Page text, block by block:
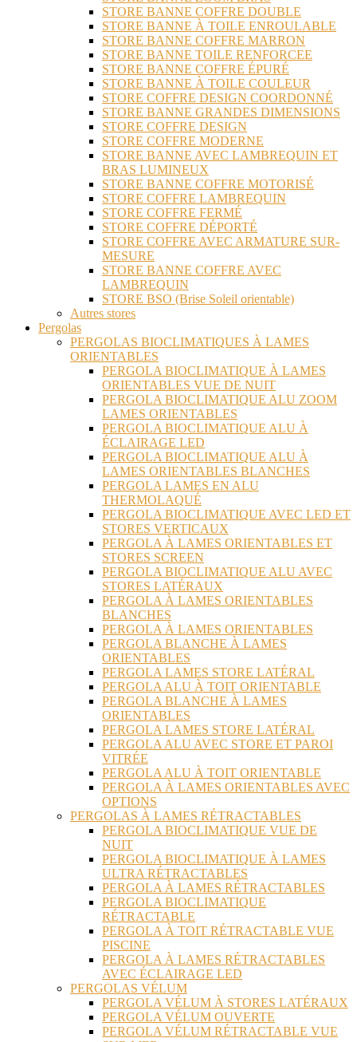
STORE BANNE COFFRE DOUBLE
STORE BANNE À TOILE ENROULABLE
STORE BANNE COFFRE MARRON
STORE BANNE TOILE RENFORCEE
STORE BANNE COFFRE ÉPURÉ
STORE BANNE À TOILE COULEUR
STORE COFFRE DESIGN COORDONNÉ
STORE BANNE GRANDES DIMENSIONS
STORE COFFRE DESIGN
STORE COFFRE MODERNE
STORE BANNE AVEC LAMBREQUIN ET
BRAS LUMINEUX
STORE BANNE COFFRE MOTORISÉ
STORE COFFRE LAMBREQUIN
STORE COFFRE FERMÉ
STORE COFFRE DÉPORTÉ
STORE COFFRE AVEC ARMATURE SUR-
MESURE
STORE BANNE COFFRE AVEC
LAMBREQUIN
STORE BSO (Brise Soleil orientable)
Autres stores
Pergolas
PERGOLAS BIOCLIMATIQUES À LAMES
ORIENTABLES
PERGOLA BIOCLIMATIQUE À LAMES
ORIENTABLES VUE DE NUIT
PERGOLA BIOCLIMATIQUE ALU ZOOM
LAMES ORIENTABLES
PERGOLA BIOCLIMATIQUE ALU À
ÉCLAIRAGE LED
PERGOLA BIOCLIMATIQUE ALU À
LAMES ORIENTABLES BLANCHES
PERGOLA LAMES EN ALU
THERMOLAQUÉ
PERGOLA BIOCLIMATIQUE AVEC LED ET
STORES VERTICAUX
PERGOLA À LAMES ORIENTABLES ET
STORES SCREEN
PERGOLA BIOCLIMATIQUE ALU AVEC
STORES LATÉRAUX
PERGOLA À LAMES ORIENTABLES
BLANCHES
PERGOLA À LAMES ORIENTABLES
PERGOLA BLANCHE À LAMES
ORIENTABLES
PERGOLA LAMES STORE LATÉRAL
PERGOLA ALU À TOIT ORIENTABLE
PERGOLA BLANCHE À LAMES
ORIENTABLES
PERGOLA LAMES STORE LATÉRAL
PERGOLA ALU AVEC STORE ET PAROI
VITRÉE
PERGOLA ALU À TOIT ORIENTABLE
PERGOLA À LAMES ORIENTABLES AVEC
OPTIONS
PERGOLAS À LAMES RÉTRACTABLES
PERGOLA BIOCLIMATIQUE VUE DE
NUIT
PERGOLA BIOCLIMATIQUE À LAMES
ULTRA RÉTRACTABLES
PERGOLA À LAMES RÉTRACTABLES
PERGOLA BIOCLIMATIQUE
RÉTRACTABLE
PERGOLA À TOIT RÉTRACTABLE VUE
PISCINE
PERGOLA À LAMES RÉTRACTABLES
AVEC ÉCLAIRAGE LED
PERGOLAS VÉLUM
PERGOLA VÉLUM À STORES LATÉRAUX
PERGOLA VÉLUM OUVERTE
PERGOLA VÉLUM RÉTRACTABLE VUE